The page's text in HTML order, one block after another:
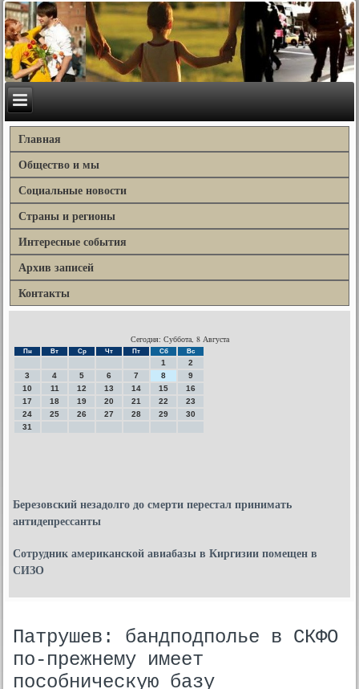
Главная
Общество и мы
Социальные новости
Страны и регионы
Интересные события
Архив записей
Контакты
Сегодня: Суббота, 8 Августа
Пн Вт Ср Чт Пт Сб Вс
1
2
3
4 5 6 7 8
9
10
11 12 13 14 15
16
17
18 19 20 21 22
23
24
25 26 27 28 29
30
31
Березовский незадолго до смерти перестал принимать
антидепрессанты
Сотрудник американской авиабазы в Киргизии помещен в
СИЗО
Патрушев: бандподполье в СКФО
по-прежнему имеет
пособническую базу